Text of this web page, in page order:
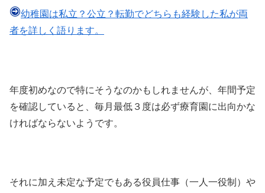
幼稚園は私立？公立？転勤でどちらも経験した私が両
者を詳しく語ります。
年度初めなので特にそうなのかもしれませんが、年間予定
を確認していると、毎月最低３度は必ず療育園に出向かな
ければならないようです。
それに加え未定な予定でもある役員仕事（一人一役制）や